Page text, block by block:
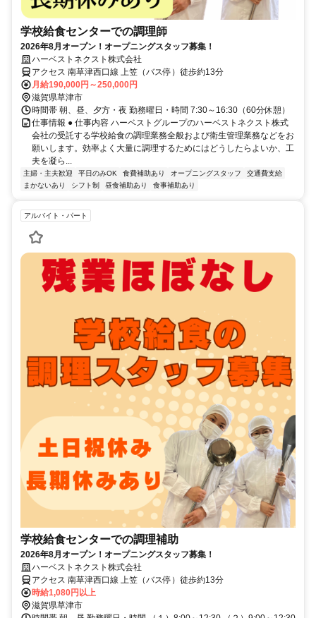
学校給食センターでの調理師
2026年8月オープン！オープニングスタッフ募集！
ハーベストネクスト株式会社
アクセス 南草津西口線 上笠（バス停）徒歩約13分
月給190,000円～250,000円
滋賀県草津市
時間帯 朝、昼、夕方・夜 勤務曜日・時間 7:30～16:30（60分休憩）
仕事情報 ● 仕事内容 ハーベストグループのハーベストネクスト株式
会社の受託する学校給食の調理業務全般および衛生管理業務などをお
願いします。効率よく大量に調理するためにはどうしたらよいか、工
夫を凝ら...
主婦・主夫歓迎 平日のみOK 食費補助あり オープニングスタッフ
交通費支給
まかないあり
シフト制 昼食補助あり 食事補助あり
アルバイト・パート
学校給食センターでの調理補助
2026年8月オープン！オープニングスタッフ募集！
ハーベストネクスト株式会社
アクセス 南草津西口線 上笠（バス停）徒歩約13分
時給1,080円以上
滋賀県草津市